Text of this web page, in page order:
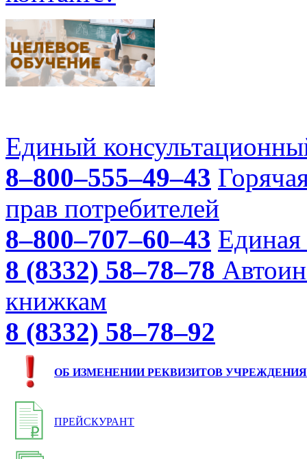
Единый
8–800–555–49–43
прав потребителей
8–800–707–60–43 Единая
8 (8332) 58–78–78
книжкам
8 (8332) 58–78–92
ОБ ИЗМЕНЕНИИ РЕКВИЗИТОВ УЧРЕЖДЕНИЯ
ПРЕЙСКУРАНТ